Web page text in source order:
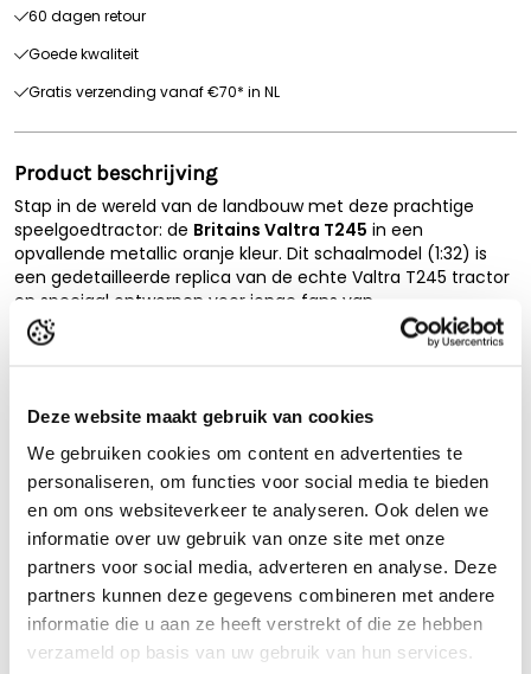
Deze website maakt gebruik van cookies
We gebruiken cookies om content en advertenties te
personaliseren, om functies voor social media te bieden
en om ons websiteverkeer te analyseren. Ook delen we
informatie over uw gebruik van onze site met onze
partners voor social media, adverteren en analyse. Deze
partners kunnen deze gegevens combineren met andere
informatie die u aan ze heeft verstrekt of die ze hebben
verzameld op basis van uw gebruik van hun services.
60 dagen retour
Goede kwaliteit
Gratis verzending vanaf €70* in NL
Product beschrijving
Stap in de wereld van de landbouw met deze prachtige
speelgoedtractor: de Britains Valtra T245 in een
opvallende metallic oranje kleur. Dit schaalmodel (1:32) is
een gedetailleerde replica van de echte Valtra T245 tractor
en speciaal ontworpen voor jonge fans van
boerderijvoertuigen.
Authentieke details zoals het origineleValtra-logo
uitgewerkte cabine en karakteristieke kenmerken van de
T245 brengen het model echt tot leven. De kleur – een
unieke metallic oranje – maakt deze tractor een echte
blikvanger in elke speelgoedcollectie.
Wat dit model extra leuk maakt? De voor- en
achterkoppelingen! Kinderen kunnen eenvoudig aanhangers
of accessoires bevestigen en zo eindeloos variëren in hun
spel. De standaard 1:32 schaal sluit bovendien perfect aan bij
andere merken zoals SikuenKids Globe , waardoor je jouw
eigen boerderijwereld nog verder kunt uitbreiden met
Lees de volledige beschrijving
Product reviews
Anderen bekeken ook...